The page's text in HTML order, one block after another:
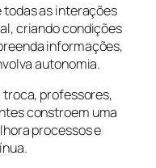
as interações
criando condições
informações,
autonomia.
professores,
constroem uma
processos e